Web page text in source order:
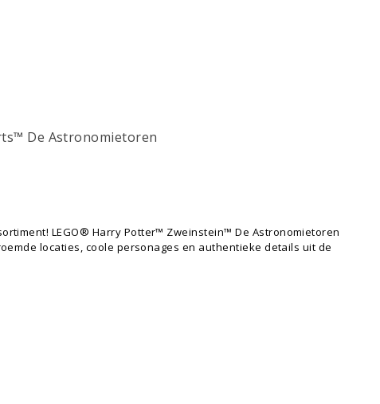
De Astronomietoren
LEGO® Harry Potter™ Zweinstein™ De Astronomietoren
locaties, coole personages en authentieke details uit de